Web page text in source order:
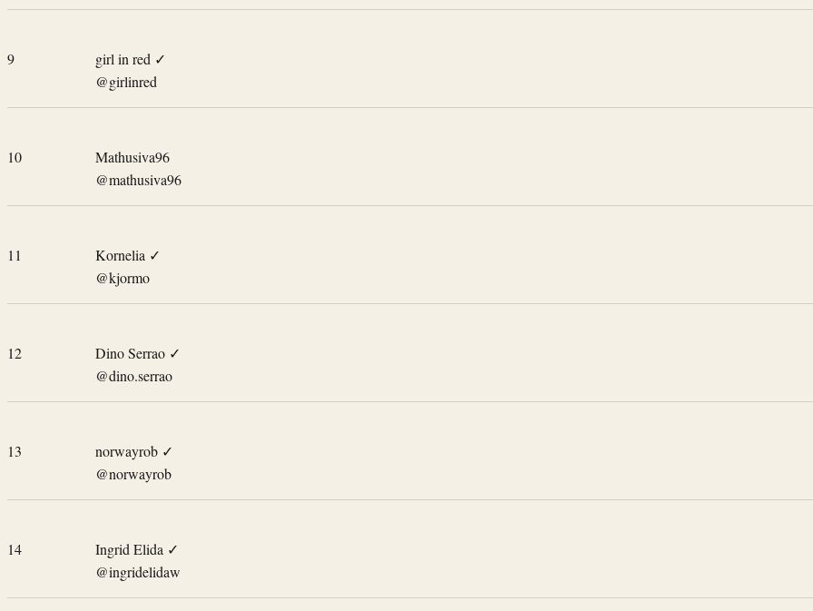
9 girl in red ✓
@girlinred
10
Mathusiva96
@mathusiva96
11 Kornelia ✓
@kjormo
12 Dino Serrao ✓
@dino.serrao
13 norwayrob ✓
@norwayrob
14 Ingrid Elida ✓
@ingridelidaw